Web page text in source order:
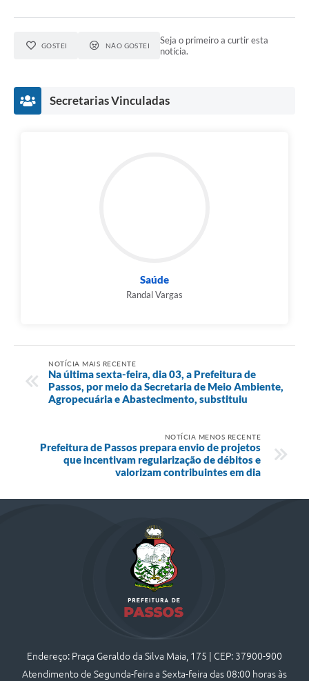
GOSTEI NÃO GOSTEI
Seja o primeiro a curtir esta
notícia.
Secretarias Vinculadas
Saúde
Randal Vargas
NOTÍCIA MAIS RECENTE
Na última sexta-feira, dia 03, a Prefeitura de
Passos, por meio da Secretaria de Meio Ambiente,
Agropecuária e Abastecimento, substituiu
NOTÍCIA MENOS RECENTE
Prefeitura de Passos prepara envio de projetos
que incentivam regularização de débitos e
valorizam contribuintes em dia
Endereço: Praça Geraldo da Silva Maia, 175 | CEP: 37900-900
Atendimento de Segunda-feira a Sexta-feira das 08:00 horas às